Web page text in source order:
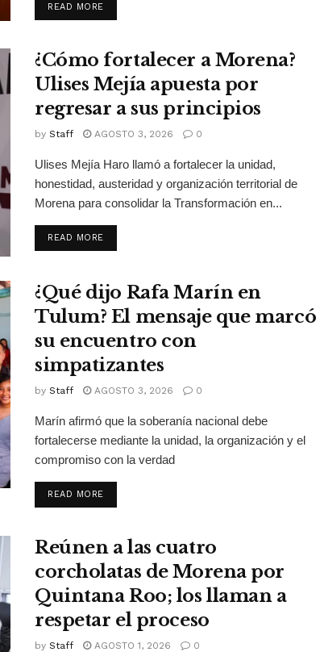
READ MOREDETAILS
¿Cómo fortalecer a Morena?
Ulises Mejía apuesta por
regresar a sus principios
by Staff AGOSTO 3, 2026 0
Ulises Mejía Haro llamó a fortalecer la unidad,
honestidad, austeridad y organización territorial de
Morena para consolidar la Transformación en...
READ MOREDETAILS
¿Qué dijo Rafa Marín en
Tulum? El mensaje que marcó
su encuentro con
simpatizantes
by Staff AGOSTO 3, 2026 0
Marín afirmó que la soberanía nacional debe
fortalecerse mediante la unidad, la organización y el
compromiso con la verdad
READ MOREDETAILS
Reúnen a las cuatro
corcholatas de Morena por
Quintana Roo; los llaman a
respetar el proceso
by Staff AGOSTO 1, 2026 0